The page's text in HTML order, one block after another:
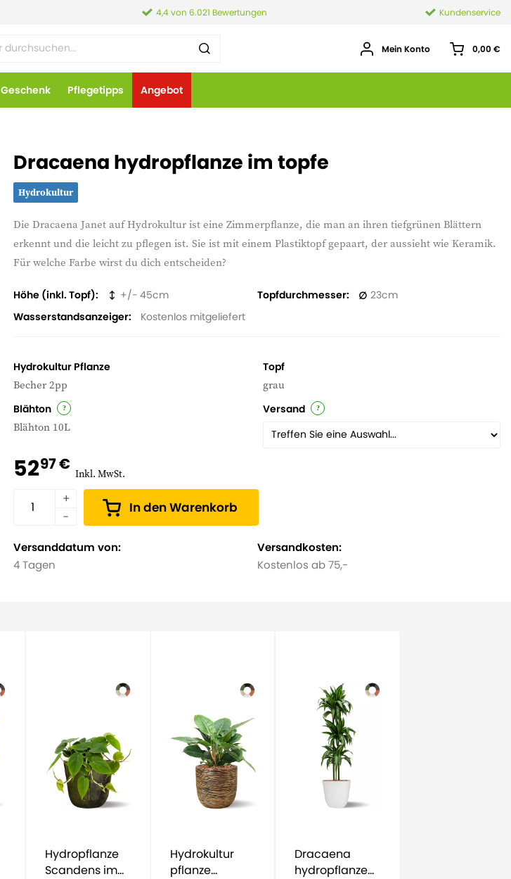
4,4 von 6.021 Bewertungen Kundenservice
Mein Konto 0,00 €
Geschenk Pflegetipps Angebot
Dracaena hydropflanze im topfe
Hydrokultur
Die Dracaena Janet auf Hydrokultur ist eine Zimmerpflanze, die man an ihren tiefgrünen Blättern
erkennt und die leicht zu pflegen ist. Sie ist mit einem Plastiktopf gepaart, der aussieht wie Keramik.
Für welche Farbe wirst du dich entscheiden?
Höhe (inkl. Topf) 45 Topfdurchmesser
23
Wasserstandsanzeiger
Kostenlos mitgeliefert
Hydrokultur Pflanze
Becher 2pp
Topf
grau
Blähton
Blähton 10L
Versand
In den Warenkorb
5297 € Inkl. MwSt.
Versanddatum von:
4 Tagen
Versandkosten:
Kostenlos ab 75,-
Hydropflanze
Scandens im
Hydrokultur
pflanze
Dracaena
hydropflanze